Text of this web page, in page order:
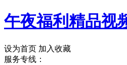
午夜福利精品视
设为首页 加入收藏
服务专线：